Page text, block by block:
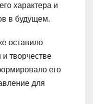
характера и
в будущем.
оставило
творчестве
его
для